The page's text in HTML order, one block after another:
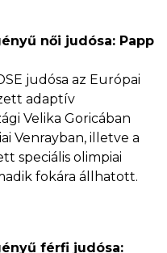
női judósa: Papp
judósa az Európai
adaptív
Velika Goricában
Venrayban, illetve a
speciális olimpiai
fokára állhatott.
férfi judósa: